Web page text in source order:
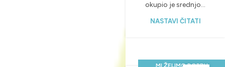
okupio je srednjo...
NASTAVI ČITATI
MI ŽELIMO DOBRU